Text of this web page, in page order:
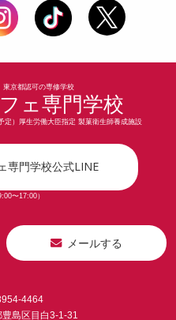
京都認可の専修学校
ェ専門学校
定）厚生労働大臣指定 製菓衛生師養成施設
専門学校公式LINE
〜17:00）
メールする
4464
島区目白3-1-31